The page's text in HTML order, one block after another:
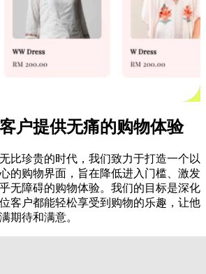
户提供无痛的购物体验
比珍贵的时代，我们致力于打造一个以
的购物界面，旨在降低进入门槛、激发
无障碍的购物体验。我们的目标是深化
客户都能轻松享受到购物的乐趣，让他
期待和满意。